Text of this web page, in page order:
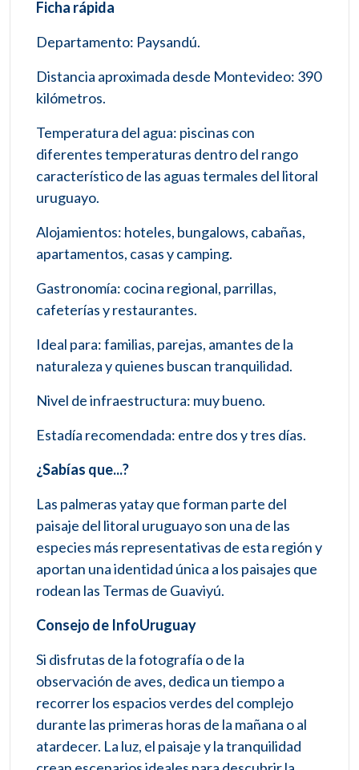
Ficha rápida
Departamento: Paysandú.
Distancia aproximada desde Montevideo: 390
kilómetros.
Temperatura del agua: piscinas con
diferentes temperaturas dentro del rango
característico de las aguas termales del litoral
uruguayo.
Alojamientos: hoteles, bungalows, cabañas,
apartamentos, casas y camping.
Gastronomía: cocina regional, parrillas,
cafeterías y restaurantes.
Ideal para: familias, parejas, amantes de la
naturaleza y quienes buscan tranquilidad.
Nivel de infraestructura: muy bueno.
Estadía recomendada: entre dos y tres días.
¿Sabías que...?
Las palmeras yatay que forman parte del
paisaje del litoral uruguayo son una de las
especies más representativas de esta región y
aportan una identidad única a los paisajes que
rodean las Termas de Guaviyú.
Consejo de InfoUruguay
Si disfrutas de la fotografía o de la
observación de aves, dedica un tiempo a
recorrer los espacios verdes del complejo
durante las primeras horas de la mañana o al
atardecer. La luz, el paisaje y la tranquilidad